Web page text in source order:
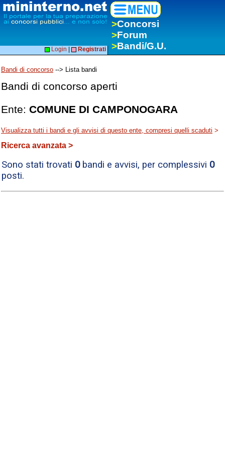
>Concorsi
>Forum
>Bandi/G.U.
Login Registrati
Bandi di concorso --> Lista bandi
Bandi di concorso aperti
Ente: COMUNE DI CAMPONOGARA
Visualizza tutti i bandi e gli avvisi di questo ente, compresi quelli scaduti >
Ricerca avanzata >
Sono stati trovati 0bandi e avvisi, per complessivi 0
posti.